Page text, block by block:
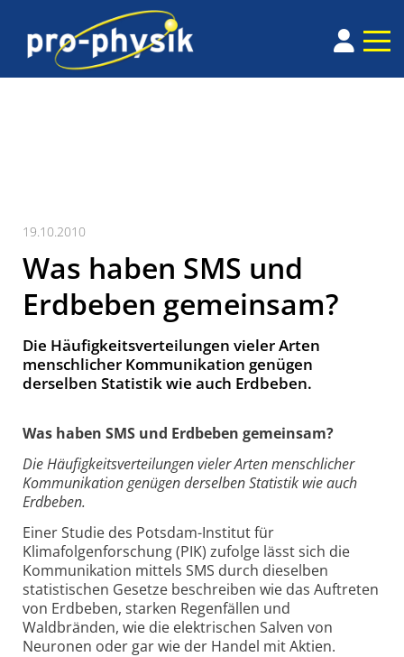
19.10.2010
Was haben SMS und
Erdbeben gemeinsam?
Die Häufigkeitsverteilungen vieler Arten
menschlicher Kommunikation genügen
derselben Statistik wie auch Erdbeben.
Was haben SMS und Erdbeben gemeinsam?
Die Häufigkeitsverteilungen vieler Arten menschlicher
Kommunikation genügen derselben Statistik wie auch
Erdbeben.
Einer Studie des Potsdam-Institut für
Klimafolgenforschung (PIK) zufolge lässt sich die
Kommunikation mittels SMS durch dieselben
statistischen Gesetze beschreiben wie das Auftreten
von Erdbeben, starken Regenfällen und
Waldbränden, wie die elektrischen Salven von
Neuronen oder gar wie der Handel mit Aktien.